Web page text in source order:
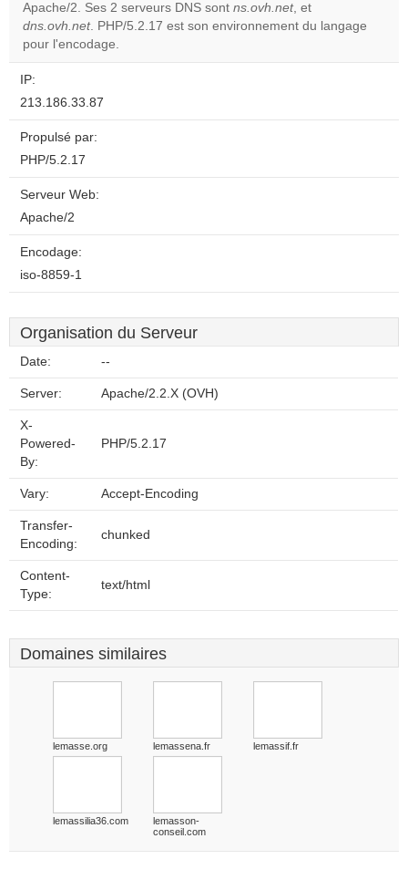
Do you
own this
OK
Apache/2. Ses 2 serveurs DNS sont ns.ovh.net, et
dns.ovh.net. PHP/5.2.17 est son environnement du langage
pour l'encodage.
IP:
213.186.33.87
Propulsé par:
PHP/5.2.17
Serveur Web:
Apache/2
Encodage:
iso-8859-1
Organisation du Serveur
Date: --
Server: Apache/2.2.X (OVH)
X-
Powered-
By:
PHP/5.2.17
Vary: Accept-Encoding
Transfer-
Encoding:
chunked
Content-
Type:
text/html
Domaines similaires
lemasse.org lemassena.fr lemassif.fr
lemassilia36.com
lemasson-
conseil.com